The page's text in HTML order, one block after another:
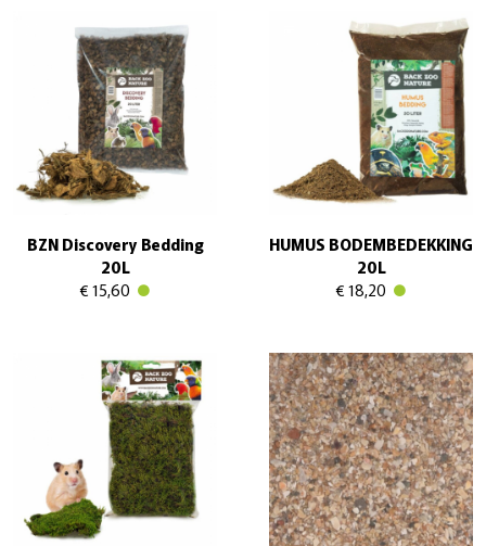
BZN Discovery Bedding
20L
€ 15,60
HUMUS BODEMBEDEKKING
20L
€ 18,20